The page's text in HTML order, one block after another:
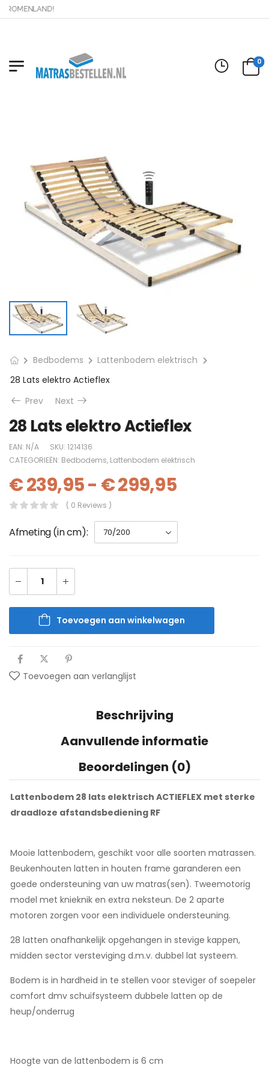
0
Bedbodems
Lattenbodem elektrisch
28 Lats elektro Actieflex
Prev
Next
28 Lats elektro Actieflex
EAN: N/A SKU: 1214136
CATEGORIEËN: Bedbodems, Lattenbodem elektrisch
€239,95- €299,95
( 0 Reviews )
Afmeting (in cm)
Toevoegen aan winkelwagen
Toevoegen aan verlanglijst
Beschrijving
Aanvullende informatie
Beoordelingen (0)
Lattenbodem 28 lats elektrisch ACTIEFLEX met sterke
draadloze afstandsbediening RF
Mooie lattenbodem, geschikt voor alle soorten matrassen.
Beukenhouten latten in houten frame garanderen een
goede ondersteuning van uw matras(sen). Tweemotorig
model met knieknik en extra neksteun. De 2 aparte
motoren zorgen voor een individuele ondersteuning.
28 latten onafhankelijk opgehangen in stevige kappen,
midden sector versteviging d.m.v. dubbel lat systeem.
Bodem is in hardheid in te stellen voor steviger of soepeler
comfort dmv schuifsysteem dubbele latten op de
heup/onderrug
Hoogte van de lattenbodem is 6 cm